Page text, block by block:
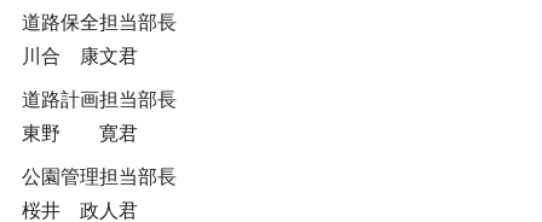
道路保全担当部長
川合 康文君
道路計画担当部長
東野 寛君
公園管理担当部長
桜井 政人君